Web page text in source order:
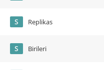
S Replikas
S Birileri